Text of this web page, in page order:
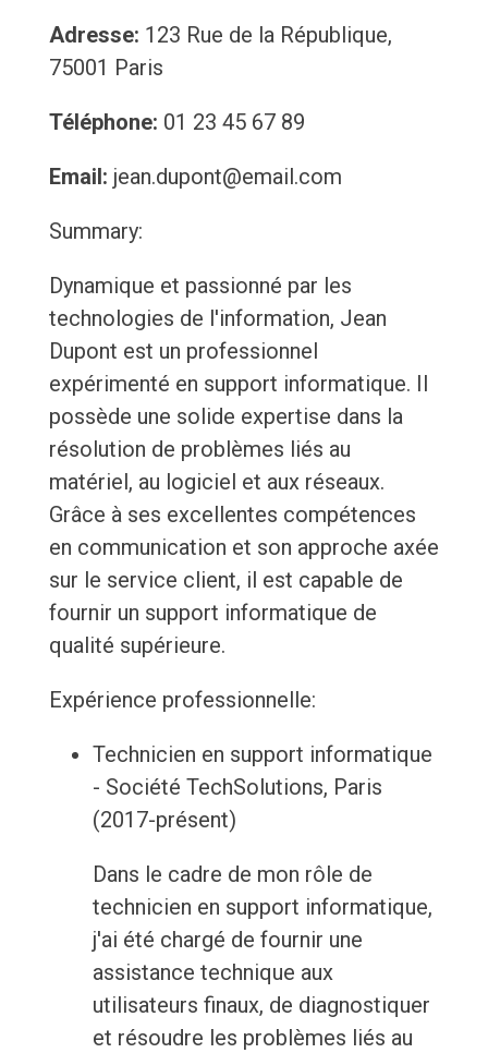
Adresse: 123 Rue de la République,
75001 Paris
Téléphone: 01 23 45 67 89
Email: jean.dupont@email.com
Summary:
Dynamique et passionné par les
technologies de l'information, Jean
Dupont est un professionnel
expérimenté en support informatique. Il
possède une solide expertise dans la
résolution de problèmes liés au
matériel, au logiciel et aux réseaux.
Grâce à ses excellentes compétences
en communication et son approche axée
sur le service client, il est capable de
fournir un support informatique de
qualité supérieure.
Expérience professionnelle:
Technicien en support informatique
- Société TechSolutions, Paris
(2017-présent)
Dans le cadre de mon rôle de
technicien en support informatique,
j'ai été chargé de fournir une
assistance technique aux
utilisateurs finaux, de diagnostiquer
et résoudre les problèmes liés au